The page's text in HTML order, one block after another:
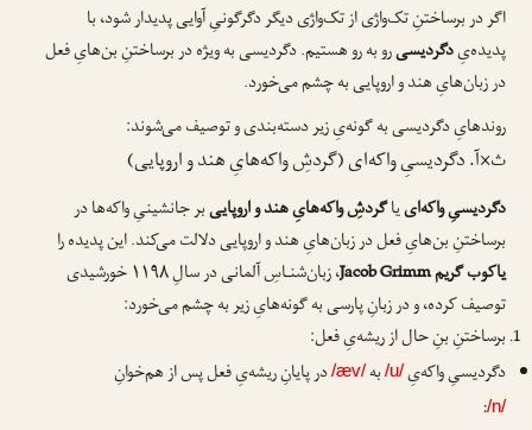
اگر در برساختنِ تک‌واژی از تک‌واژی دیگر دگرگونیِ آوایی پدیدار شود، با
پدیده‌یِدگردیسیرو به رو هستیم. دگردیسی به ویژه در برساختنِ بن‌هایِ فعل
در زبان‌هایِ هند و اروپایی به چشم می‌خورد.
روندهایِ دگردیسی به گونه‌یِ زیر دسته‌بندی و توصیف می‌شوند:
ث×آ. دگردیسیِ واکه‌ای (گردشِ واکه‌هایِ هند و اروپایی)
دگردیسیِ واکه‌اییاگردشِ واکه‌هایِ هند و اروپاییبر جانشینیِ واکه‌ها در
برساختنِ بن‌هایِ فعل در زبان‌هایِ هند و اروپایی دلالت می‌کند. این پدیده را
یاکوب گریمJacob Grimm
، زبان‌شنـاسِ آلمانی در سالِ ۱۱۹۸ خورشیدی
توصیف کرده، و در زبانِ پارسی به گونه‌هایِ زیر به چشم می‌خورد:
برساختنِ بنِ حال از ریشه‌یِ فعل:
دگردیسیِ واکه‌یِ/u/به/æv/در پایانِ ریشه‌یِ فعل پس از هم‌خوانِ
/n/
: